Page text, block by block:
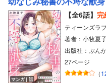
マンガ｜話
【全6話】 完
ティーンズラ
著者：小牧夏
出版社：ぶん
27ページ
（